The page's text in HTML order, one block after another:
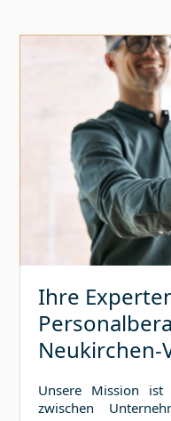
Ihre
Neukirchen-
Unsere Mission ist
zwischen